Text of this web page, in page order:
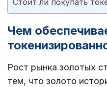
Стоит ли покупать
Чем
Рост рынка золотых
тем, что золото